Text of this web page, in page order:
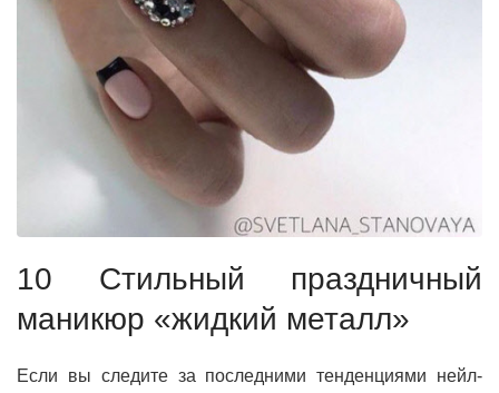
10 Стильный праздничный
маникюр «жидкий металл»
Если вы следите за последними тенденциями нейл-